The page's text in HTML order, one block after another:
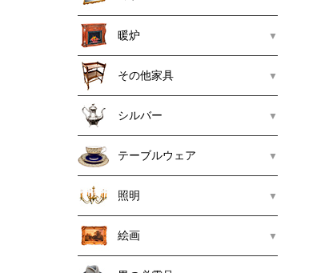
暖炉
その他家具
シルバー
テーブルウェア
照明
絵画